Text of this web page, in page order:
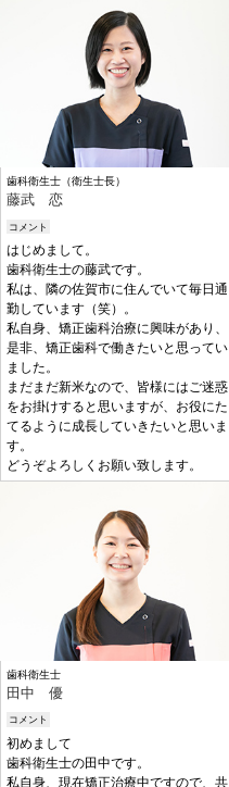
歯科衛生士（衛生士長）
藤武 恋
コメント
はじめまして。
歯科衛生士の藤武です。
私は、隣の佐賀市に住んでいて毎日通
勤しています（笑）。
私自身、矯正歯科治療に興味があり、
是非、矯正歯科で働きたいと思ってい
ました。
まだまだ新米なので、皆様にはご迷惑
をお掛けすると思いますが、お役にた
てるように成長していきたいと思いま
す。
どうぞよろしくお願い致します。
歯科衛生士
田中 優
コメント
初めまして
歯科衛生士の田中です。
私自身、現在矯正治療中ですので、共